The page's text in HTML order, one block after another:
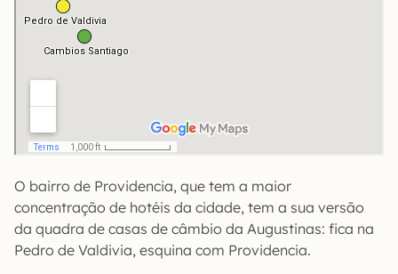
O bairro de Providencia, que tem a maior
concentração de hotéis da cidade, tem a sua versão
da quadra de casas de câmbio da Augustinas: fica na
Pedro de Valdivia, esquina com Providencia.